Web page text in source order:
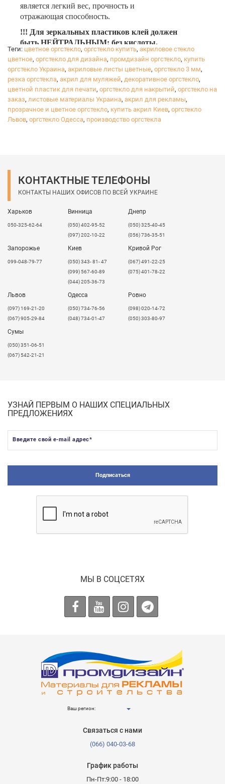
является легкий вес, прочность и
отражающая способность.
!!! Для зеркальных пластиков клей должен
быть НЕЙТРАЛЬНЫМ: без кислоты,
алкалина (щелочи) и воды, иначе задний слой
разрушится.Если склеиваите зеркальные пластики
- для начала протестируйте клей (скотч) на
маленькой площади. Так как
зеркальное покрытие может вести себе по-разному
с разными видами клеев.
Зеркальное оргстекло прекрасно сочетает в себе
может быть скол. Мы упаковываем листы в картон,
но иногда при транспортировке может отколоться
целый лист со всеми уголками, обязательно перед
отправкой предупредите, в таком случае отправка
будет осуществляться в обрешетке от Новой почты.
Теги: цветное оргстекло, оргстекло купить, акриловое стекло
цветное, оргстекло для дизайна, промдизайн оргстекло, купить
оргстекло Украина, акриловые листы цветные, оргстекло 3 мм,
резка оргстекла, акрил для муляжей, декоративное оргстекло,
цветной пластик для печати, оргстекло для накрытий, оргстекло на
заказ, листовые материалы Украина, акрил для рекламы,
прозрачное и цветное оргстекло, купить акрил Киев, оргстекло
Львов, оргстекло Одесса, производство оргстекла
КОНТАКТНЫЕ ТЕЛЕФОНЫ
КОНТАКТЫ НАШИХ ОФИСОВ ПО ВСЕЙ УКРАИНЕ
Харьков
050-325-62-64
Винница
(050) 402-95-52
(097) 202-10-22
Днепр
(050) 325-40-45
(056) 736-35-51
Запорожье
099-048-79-77
Киев
(050) 343- 81- 47
(099) 567-60-89
(044) 205-36-73
Кривой Рог
(067) 491-22-25
(075) 401-78-22
Львов
​(097) 169-21-20
(067) 905-29-84
Одесса
(050) 734-76-56
(048) 734-01-47
Ровно
(098) 020-14-72
(050) 303-80-97
Сумы
(050) 351-06-51
(067) 542-21-21
УЗНАЙ ПЕРВЫМ О НАШИХ СПЕЦИАЛЬНЫХ
ПРЕДЛОЖЕНИЯХ
Введите свой e-mail адрес*
Подписаться
МЫ В СОЦСЕТЯХ
Ваш регион:
Связаться с нами
(066) 040-03-68
График работы
Пн-Пт:9:00 - 18:00